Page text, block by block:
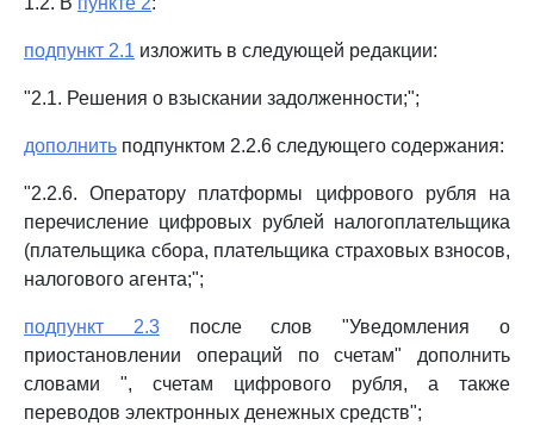
подпункт 2.1 изложить в следующей редакции:
"2.1. Решения о взыскании задолженности;";
дополнить подпунктом 2.2.6 следующего содержания:
"2.2.6. Оператору платформы цифрового рубля на
перечисление цифровых рублей налогоплательщика
(плательщика сбора, плательщика страховых взносов,
налогового агента;";
подпункт 2.3после слов "Уведомления о
приостановлении операций по счетам" дополнить
словами ", счетам цифрового рубля, а также
переводов электронных денежных средств";